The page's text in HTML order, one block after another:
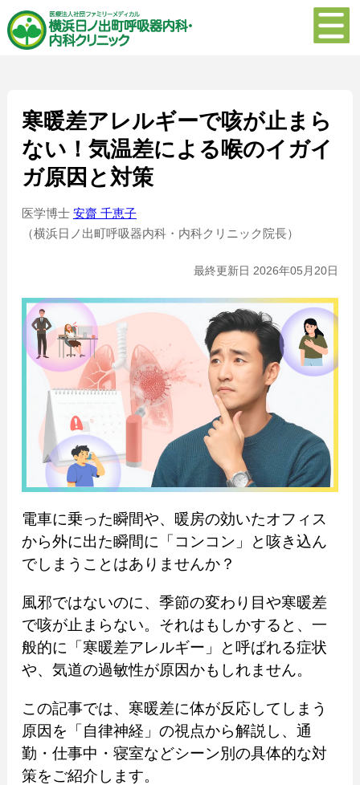
寒暖差アレルギーで咳が止まら
ない！気温差による喉のイガイ
ガ原因と対策
医学博士 安齋 千恵子
（横浜日ノ出町呼吸器内科・内科クリニック院長）
最終更新日 2026年05月20日
電車に乗った瞬間や、暖房の効いたオフィス
から外に出た瞬間に「コンコン」と咳き込ん
でしまうことはありませんか？
風邪ではないのに、季節の変わり目や寒暖差
で咳が止まらない。それはもしかすると、一
般的に「寒暖差アレルギー」と呼ばれる症状
や、気道の過敏性が原因かもしれません。
この記事では、寒暖差に体が反応してしまう
原因を「自律神経」の視点から解説し、通
勤・仕事中・寝室などシーン別の具体的な対
策をご紹介します。